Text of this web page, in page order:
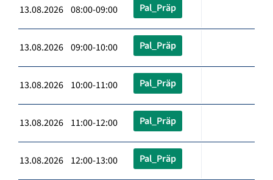
13.08.2026 08:00-09:00 Pal_Präp
13.08.2026 09:00-10:00 Pal_Präp
13.08.2026 10:00-11:00 Pal_Präp
13.08.2026 11:00-12:00 Pal_Präp
13.08.2026 12:00-13:00 Pal_Präp